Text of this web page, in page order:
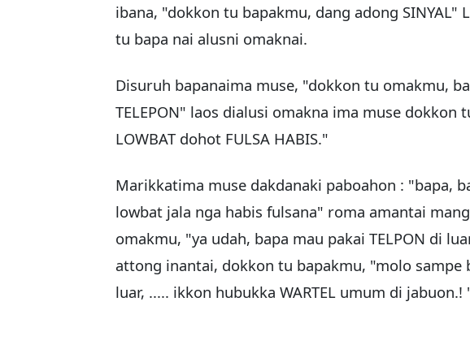
ibana, "dokkon tu bapakmu, dang adong SINYAL"
tu bapa nai alusni omaknai.
Disuruh bapanaima muse, "dokkon tu omakmu,
TELEPON" laos dialusi omakna ima muse dokkon
LOWBAT dohot FULSA HABIS."
Marikkatima muse dakdanaki paboahon : "bapa,
lowbat jala nga habis fulsana" roma amantai
omakmu, "ya udah, bapa mau pakai TELPON di
attong inantai, dokkon tu bapakmu, "molo sampe
luar, ..... ikkon hubukka WARTEL umum di jabuon.!